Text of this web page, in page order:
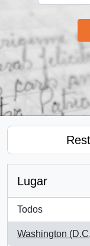
Lugar
Todos
Washington
, 1 resultados